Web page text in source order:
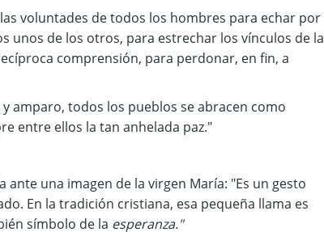
voluntades de todos los hombres para echar por
unos de los otros, para estrechar los vínculos de la
comprensión, para perdonar, en fin, a
amparo, todos los pueblos se abracen como
entre ellos la tan anhelada paz."
ante una imagen de la virgen María: "Es un gesto
En la tradición cristiana, esa pequeña llama es
símbolo de la esperanza."